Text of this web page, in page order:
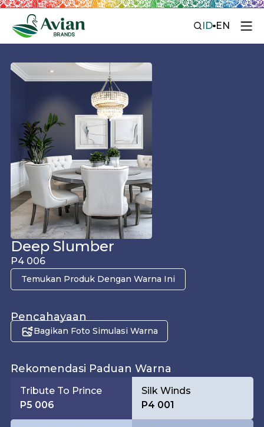
ID EN
Deep Slumber
P4 006
Temukan Produk Dengan Warna Ini
Pencahayaan
Bagikan Foto Simulasi Warna
Rekomendasi Paduan Warna
Tribute To Prince
P5 006
Silk Winds
P4 001